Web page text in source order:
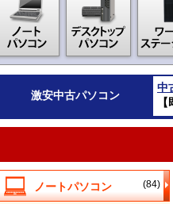
激安中古パソコン
中
(84)